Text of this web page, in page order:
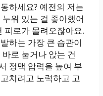
하세요? 예전의 저는
워 있는 걸 좋아했어
피로가 몰려오잖아요.
하는 가장 큰 습관이
로 눕거나 앉는 건
정맥 압력을 높여 부
치려고 노력하고 고